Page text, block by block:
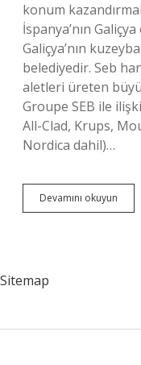
konum
İspanya’nın
Galiçya’nın
belediyedir. Seb
aletleri üreten
Groupe SEB ile
All-Clad, Krups,
Nordica dahil)…
Devamını okuyun
Hangi
Sitemap